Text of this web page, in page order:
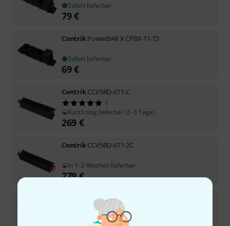
Sofort lieferbar
79€
ContrikPowerBAR X CPBX-T1-T3
Sofort lieferbar
69€
ContrikCCV5RD-6T1-C
1
Kurzfristig lieferbar (2–5 Tage)
269 €
ContrikCCV5RD-6T1-2C
In 1–2 Wochen lieferbar
279€
CCL75-P2
Sofort lieferbar